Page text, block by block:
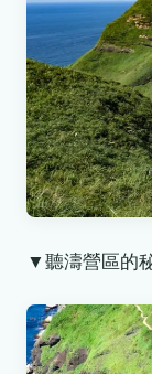
▼聽濤營區的